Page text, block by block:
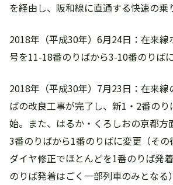
を経由し、阪和線に直通する快速の乗
2018年（平成30年）6月24日：在来線
号を11-18番のりばから3-10番のりば
2018年（平成30年）7月23日：在来線
ばの改良工事が完了し、新1・2番の
始。また、はるか・くろしおの京都方
3番のりばから1番のりばに変更（そ
ダイヤ修正でほとんどを1番のりば発
のりば発着はごく一部列車のみとなる